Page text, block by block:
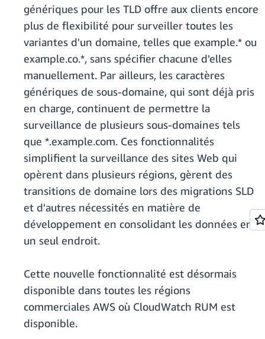
génériques pour les TLD offre aux clients encore
plus de flexibilité pour surveiller toutes les
variantes d'un domaine, telles que example.* ou
example.co.*, sans spécifier chacune d'elles
manuellement. Par ailleurs, les caractères
génériques de sous-domaine, qui sont déjà pris
en charge, continuent de permettre la
surveillance de plusieurs sous-domaines tels
que *.example.com. Ces fonctionnalités
simplifient la surveillance des sites Web qui
opèrent dans plusieurs régions, gèrent des
transitions de domaine lors des migrations SLD
et d'autres nécessités en matière de
développement en consolidant les données en
un seul endroit.
Cette nouvelle fonctionnalité est désormais
disponible dans toutes les régions
commerciales AWS où CloudWatch RUM est
disponible.